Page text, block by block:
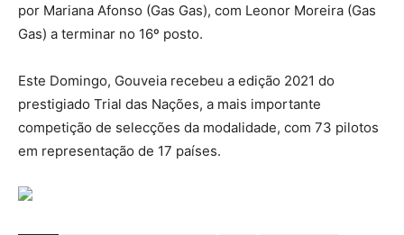
por Mariana Afonso (Gas Gas), com Leonor Moreira (Gas
Gas) a terminar no 16º posto.
Este Domingo, Gouveia recebeu a edição 2021 do
prestigiado Trial das Nações, a mais importante
competição de selecções da modalidade, com 73 pilotos
em representação de 17 países.